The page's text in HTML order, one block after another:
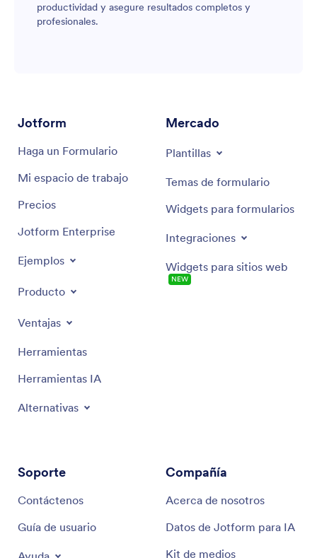
productividad y asegure resultados completos y
profesionales.
Jotform
Haga un Formulario
Mi espacio de trabajo
Precios
Jotform Enterprise
Ejemplos
Producto
Ventajas
Herramientas
Herramientas IA
Alternativas
Mercado
Plantillas
Temas de formulario
Widgets para formularios
Integraciones
Widgets para sitios web
NEW
Soporte
Contáctenos
Guía de usuario
Compañía
Acerca de nosotros
Datos de Jotform para IA
Kit de medios